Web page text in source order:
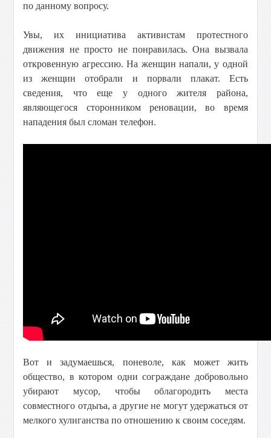
по данному вопросу.
Увы, их инициатива активистам протестного
движения не просто не понравилась. Она вызвала
откровенную агрессию. На женщин напали, у одной
из женщин отобрали и порвали плакат. Есть
сведения, что еще у одного жителя района,
являющегося сторонником реновации, во время
нападения был сломан телефон.
Вот и задумаешься, поневоле, как может жить
общество, в котором одни сограждане добровольно
убирают мусор, чтобы облагородить места
совместного отдыъа, а другие не могут удержаться от
мелкого хулиганства по отношению к своим соседям.